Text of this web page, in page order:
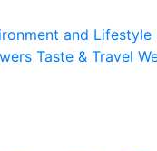
and Lifestyle
Taste & Travel